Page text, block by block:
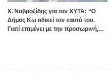
Χ. Ναβροζίδης για τον ΧΥΤΑ: “Ο
Δήμος Κω αδικεί τον εαυτό του.
Γιατί επιμένει με την προσωρινή,